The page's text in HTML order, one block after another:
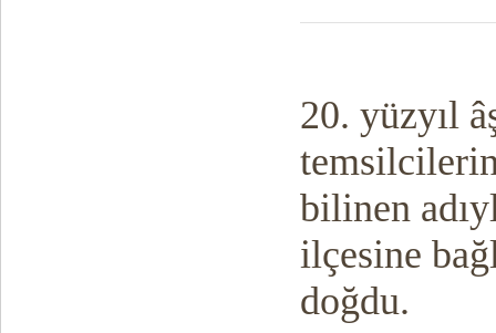
20. yüzyıl
bilinen
ilçesine
doğdu.